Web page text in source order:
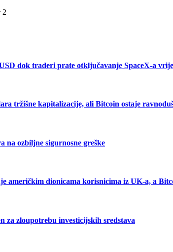
2
dok traderi prate otključavanje SpaceX-a
tržišne kapitalizacije, ali Bitcoin ostaje
na ozbiljne sigurnosne greške
američkim dionicama korisnicima iz UK-a, a
za zloupotrebu investicijskih sredstava